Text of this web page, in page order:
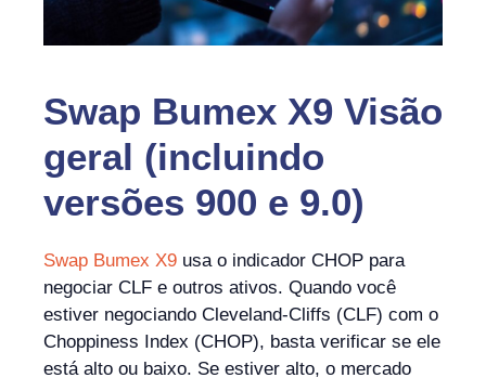
Swap Bumex X9 Visão
geral (incluindo
versões 900 e 9.0)
Swap Bumex X9 usa o indicador CHOP para
negociar CLF e outros ativos. Quando você
estiver negociando Cleveland-Cliffs (CLF) com o
Choppiness Index (CHOP), basta verificar se ele
está alto ou baixo. Se estiver alto, o mercado